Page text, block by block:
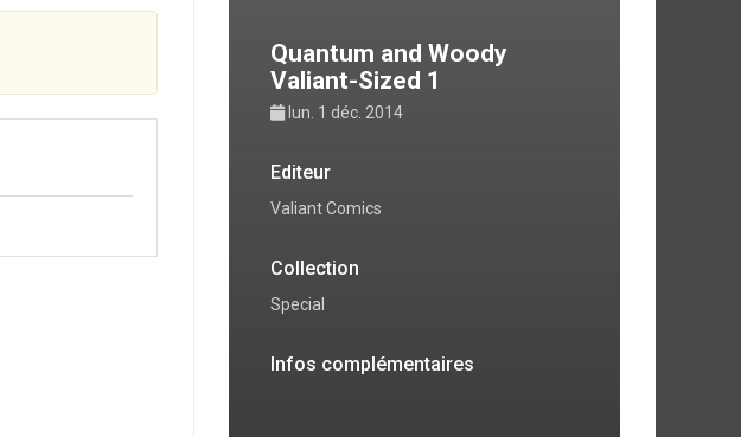
Quantum and Woody
Valiant-Sized 1
lun. 1 déc. 2014
Editeur
Valiant Comics
Collection
Special
Infos complémentaires